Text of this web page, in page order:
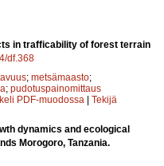
in trafficability of forest terrain
df.368
; metsämaasto;
; pudotuspainomittaus
PDF-muodossa | Tekijä
dynamics and ecological
Morogoro, Tanzania.